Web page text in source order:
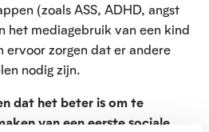
(zoals ASS, ADHD, angst
het mediagebruik van een kind
ervoor zorgen dat er andere
nodig zijn.
dat het beter is om te
van een eerste sociale